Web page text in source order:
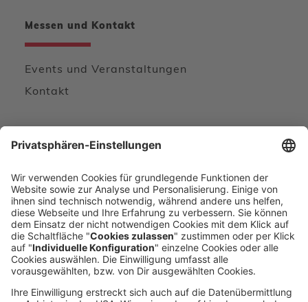
Messen und Kontakt
Events und Veranstaltungen
Kontakt
KONTAKTFORMULAR
DIREKT ANRUFEN
voxeljet 3D Newsletter